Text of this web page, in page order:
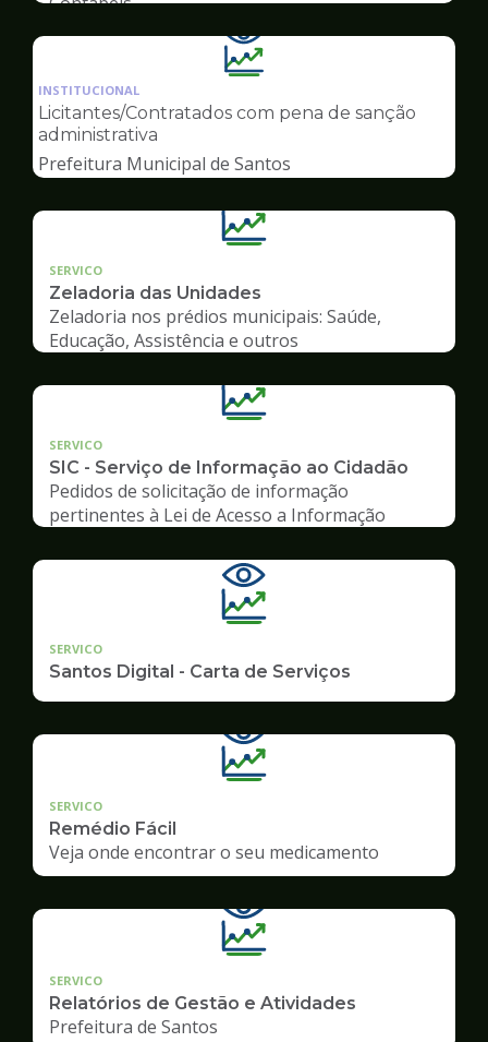
Ilustração
da
pagina
Transparência
INSTITUCIONAL
Licitantes/Contratados com pena de sanção
administrativa
Prefeitura Municipal de Santos
SERVICO
Zeladoria das Unidades
Zeladoria nos prédios municipais: Saúde,
Educação, Assistência e outros
SERVICO
SIC - Serviço de Informação ao Cidadão
Pedidos de solicitação de informação
pertinentes à Lei de Acesso a Informação
SERVICO
Santos Digital - Carta de Serviços
SERVICO
Remédio Fácil
Veja onde encontrar o seu medicamento
SERVICO
Relatórios de Gestão e Atividades
Prefeitura de Santos